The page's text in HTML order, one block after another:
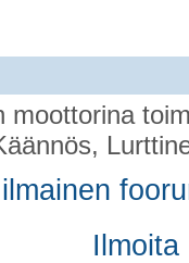
moottorina
ilmainen